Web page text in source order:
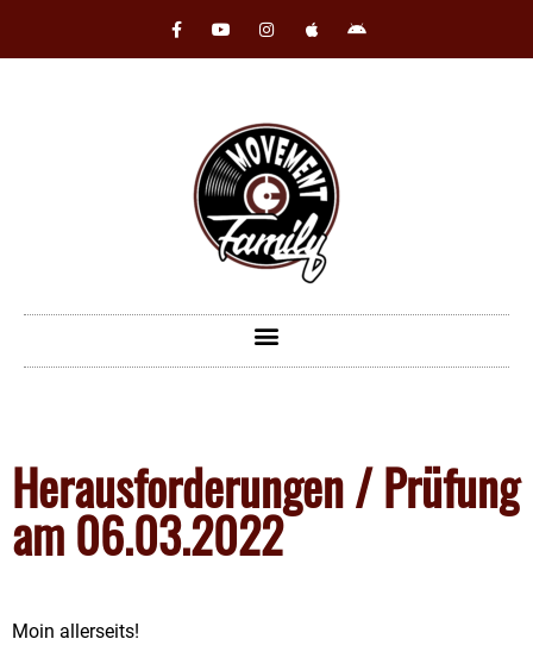
Herausforderungen / Prüfung
am 06.03.2022
Moin allerseits!